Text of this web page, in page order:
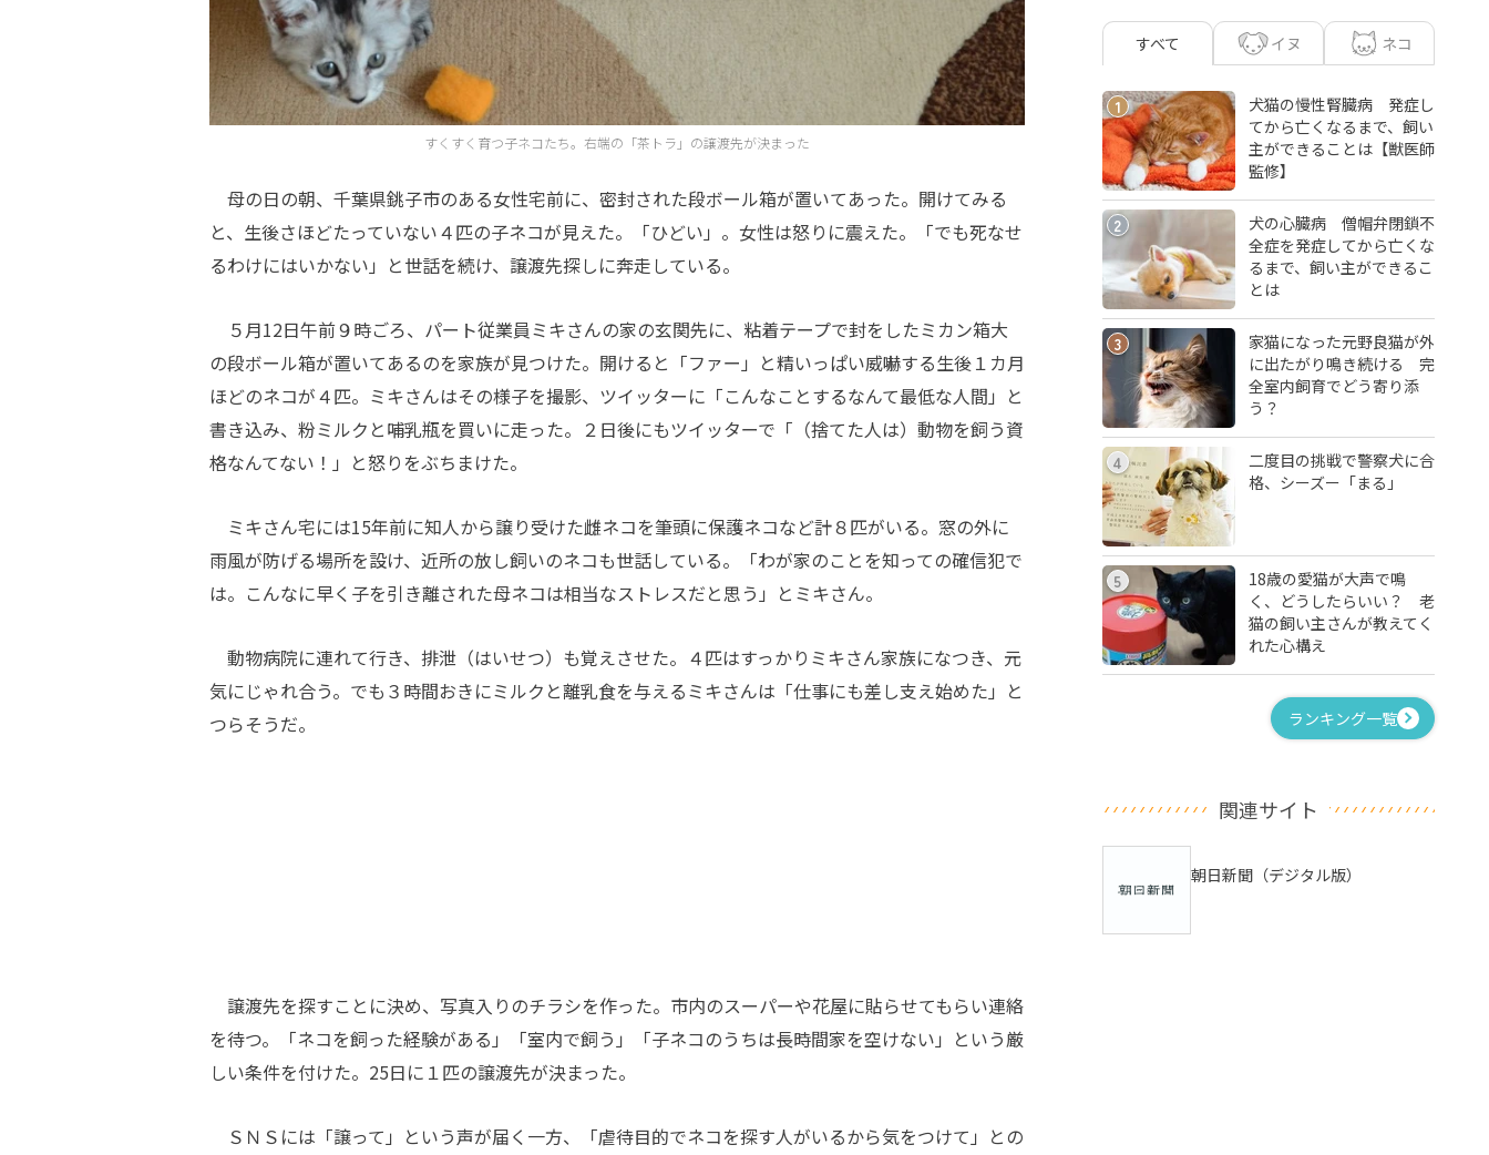
すくすく育つ子ネコたち。右端の「茶トラ」の譲渡先が決まった
母の日の朝、千葉県銚子市のある女性宅前に、密封された段ボール箱が置いてあった。開けてみる
と、生後さほどたっていない４匹の子ネコが見えた。「ひどい」。女性は怒りに震えた。「でも死なせ
るわけにはいかない」と世話を続け、譲渡先探しに奔走している。
５月12日午前９時ごろ、パート従業員ミキさんの家の玄関先に、粘着テープで封をしたミカン箱大
の段ボール箱が置いてあるのを家族が見つけた。開けると「ファー」と精いっぱい威嚇する生後１カ月
ほどのネコが４匹。ミキさんはその様子を撮影、ツイッターに「こんなことするなんて最低な人間」と
書き込み、粉ミルクと哺乳瓶を買いに走った。２日後にもツイッターで「（捨てた人は）動物を飼う資
格なんてない！」と怒りをぶちまけた。
ミキさん宅には15年前に知人から譲り受けた雌ネコを筆頭に保護ネコなど計８匹がいる。窓の外に
雨風が防げる場所を設け、近所の放し飼いのネコも世話している。「わが家のことを知っての確信犯で
は。こんなに早く子を引き離された母ネコは相当なストレスだと思う」とミキさん。
動物病院に連れて行き、排泄（はいせつ）も覚えさせた。４匹はすっかりミキさん家族になつき、元
気にじゃれ合う。でも３時間おきにミルクと離乳食を与えるミキさんは「仕事にも差し支え始めた」と
つらそうだ。
譲渡先を探すことに決め、写真入りのチラシを作った。市内のスーパーや花屋に貼らせてもらい連絡
を待つ。「ネコを飼った経験がある」「室内で飼う」「子ネコのうちは長時間家を空けない」という厳
しい条件を付けた。25日に１匹の譲渡先が決まった。
ＳＮＳには「譲って」という声が届く一方、「虐待目的でネコを探す人がいるから気をつけて」との
すべて イヌ ネコ
1
犬猫の慢性腎臓病 発症し
てから亡くなるまで、飼い
主ができることは【獣医師
監修】
2
犬の心臓病 僧帽弁閉鎖不
全症を発症してから亡くな
るまで、飼い主ができるこ
とは
3
家猫になった元野良猫が外
に出たがり鳴き続ける 完
全室内飼育でどう寄り添
う？
4
二度目の挑戦で警察犬に合
格、シーズー「まる」
5
18歳の愛猫が大声で鳴
く、どうしたらいい？ 老
猫の飼い主さんが教えてく
れた心構え
ランキング一覧
関連サイト
朝日新聞（デジタル版）